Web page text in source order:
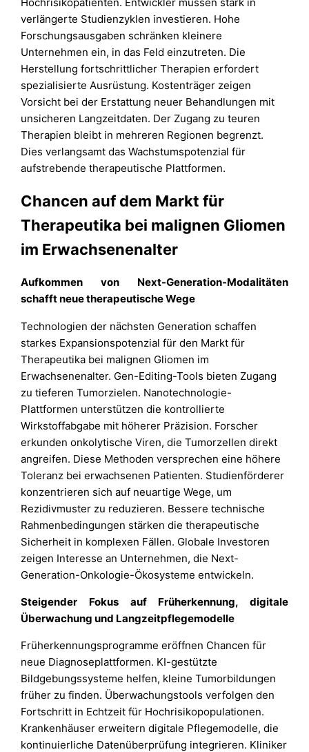
verlängerte Studienzyklen investieren. Hohe
Forschungsausgaben schränken kleinere
Unternehmen ein, in das Feld einzutreten. Die
Herstellung fortschrittlicher Therapien erfordert
spezialisierte Ausrüstung. Kostenträger zeigen
Vorsicht bei der Erstattung neuer Behandlungen mit
unsicheren Langzeitdaten. Der Zugang zu teuren
Therapien bleibt in mehreren Regionen begrenzt.
Dies verlangsamt das Wachstumspotenzial für
aufstrebende therapeutische Plattformen.
Chancen auf dem Markt für
Therapeutika bei malignen Gliomen
im Erwachsenenalter
Aufkommen von Next-Generation-Modalitäten
schafft neue therapeutische Wege
Technologien der nächsten Generation schaffen
starkes Expansionspotenzial für den Markt für
Therapeutika bei malignen Gliomen im
Erwachsenenalter. Gen-Editing-Tools bieten Zugang
zu tieferen Tumorzielen. Nanotechnologie-
Plattformen unterstützen die kontrollierte
Wirkstoffabgabe mit höherer Präzision. Forscher
erkunden onkolytische Viren, die Tumorzellen direkt
angreifen. Diese Methoden versprechen eine höhere
Toleranz bei erwachsenen Patienten. Studienförderer
konzentrieren sich auf neuartige Wege, um
Rezidivmuster zu reduzieren. Bessere technische
Rahmenbedingungen stärken die therapeutische
Sicherheit in komplexen Fällen. Globale Investoren
zeigen Interesse an Unternehmen, die Next-
Generation-Onkologie-Ökosysteme entwickeln.
Steigender Fokus auf Früherkennung, digitale
Überwachung und Langzeitpflegemodelle
Früherkennungsprogramme eröffnen Chancen für
neue Diagnoseplattformen. KI-gestützte
Bildgebungssysteme helfen, kleine Tumorbildungen
früher zu finden. Überwachungstools verfolgen den
Fortschritt in Echtzeit für Hochrisikopopulationen.
Krankenhäuser erweitern digitale Pflegemodelle, die
kontinuierliche Datenüberprüfung integrieren. Kliniker